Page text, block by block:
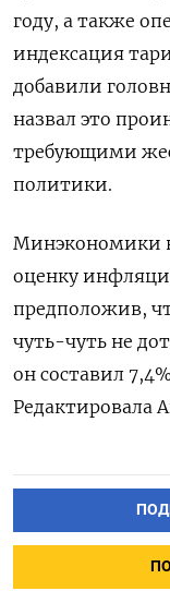
году, а также
индексация
добавили
назвал это
требующими
политики.
Минэкономики
оценку
предположив,
чуть-чуть не
он составил
Редактировала